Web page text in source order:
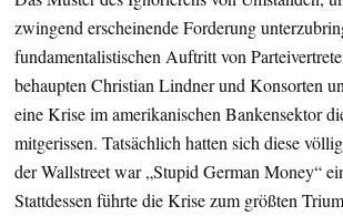
zwingend erscheinende Forderung
fundamentalistischen Auftritt von
behaupten Christian Lindner und Konsorten
eine Krise im amerikanischen Bankensektor
mitgerissen. Tatsächlich hatten sich diese
der Wallstreet war „Stupid German Money“
Stattdessen führte die Krise zum größten